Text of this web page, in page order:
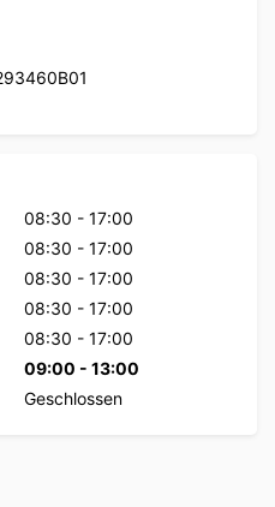
08:30 - 17:00
08:30 - 17:00
08:30 - 17:00
08:30 - 17:00
08:30 - 17:00
09:00 - 13:00
Geschlossen